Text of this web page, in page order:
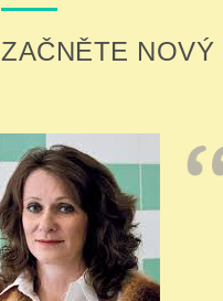
ZAČNĚTE NOVÝ